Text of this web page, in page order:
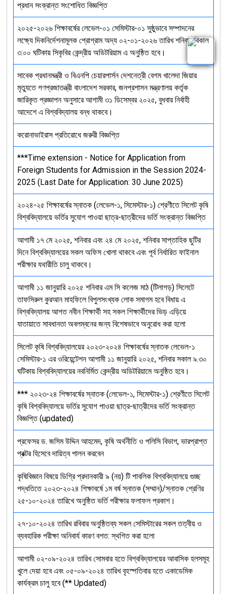
প্রধান সংক্রান্ত সংশোধিত বিজ্ঞপ্তি
২০২৫-২০২৬ শিক্ষাবর্ষের লেভেল-০১ সেমিস্টার-০১ সুষ্ঠুভাবে সম্পাদনের
লক্ষ্যে দিকনির্দেশনামূলক প্রোগ্রাম অদ্য ০২-০১-২০২৬ তারিখ শনিবার বিকাল
৩:০০ ঘটিকায় সিকৃবির কেন্দ্রীয় অডিটরিয়াম এ অনুষ্ঠিত হবে।
সাবেক প্রধানমন্ত্রী ও বিএনপি চেয়ারপার্সন দেশনেত্রী বেগম খালেদা জিয়ার
মৃত্যুতে গণপ্রজাতন্ত্রী বাংলাদেশ সরকার, জনপ্রশাসন মন্ত্রণালয় কর্তৃক
জারিকৃত প্রজ্ঞাপন অনুসারে আগামী ৩১ ডিসেম্বর ২০২৫, বুধবার নির্বাহী
আদেশে এ বিশ্ববিদ্যালয় বন্ধ থাকবে।
করোনাভাইরাস প্রতিরোধে জরুরী বিজ্ঞপ্তি
***Time extension - Notice for Application from
Foreign Students for Admission in the Session 2024-
2025 (Last Date for Application: 30 June 2025)
২০২৪-২৫ শিক্ষাবর্ষের স্নাতক (লেভেল-১, সিমেস্টার-১) শ্রেণীতে সিলেট কৃষি
বিশ্ববিদ্যালয়ে ভর্তির সুযোগ পাওয়া ছাত্র-ছাত্রীদের ভর্তি সংক্রান্ত বিজ্ঞপ্তি
আগামী ১৭ মে ২০২৫, শনিবার এবং ২৪ মে ২০২৫, শনিবার সাপ্তাহিক ছুটির
দিনে বিশ্ববিদ্যালয়ের সকল অফিস খোলা থাকবে এবং পূর্ব নির্ধারিত ফাইনাল
পরীক্ষার যথারীতি চালু থাকবে।
আগামী ১১ জানুয়ারি ২০২৫ শনিবার এম সি কলেজ মাঠ (টিলাগড়) সিলেটে
তাফসিরুল কুরআন মাহফিলে বিপুলসংখ্যক লোক সমাগম হবে বিধায় এ
বিশ্ববিদ্যালয় আগত নবীন শিক্ষার্থী সহ সকল শিক্ষার্থীদের ভিড় এড়িয়ে
যাতায়াতে সাবধানতা অবলম্বনের জন্য বিশেষভাবে অনুরোধ করা হলো
সিলেট কৃষি বিশ্ববিদ্যালয়ের ২০২৩-২০২৪ শিক্ষাবর্ষের স্নাতক লেভেল-১
সেমিস্টার-১ এর ওরিয়েন্টেশন আগামী ১১ জানুয়ারি ২০২৫, শনিবার সকাল ৯.৩০
ঘটিকায় বিশ্ববিদ্যালয়ের নবনির্মিত কেন্দ্রীয় অডিটরিয়ামে অনুষ্ঠিত হবে।
*** ২০২৩-২৪ শিক্ষাবর্ষের স্নাতক (লেভেল-১, সিমেস্টার-১) শ্রেণীতে সিলেট
কৃষি বিশ্ববিদ্যালয়ে ভর্তির সুযোগ পাওয়া ছাত্র-ছাত্রীদের ভর্তি সংক্রান্ত
বিজ্ঞপ্তি (updated)
প্রফেসর ড. জসিম উদ্দিন আহমেদ, কৃষি অর্থনীতি ও পলিসি বিভাগ, ভারপ্রাপ্ত
প্রক্টর হিসেবে দায়িত্ব পালন করবেন
কৃষিবিজ্ঞান বিষয়ে ডিগ্রি প্রদানকারী ৯ (নয়) টি পাবলিক বিশ্ববিদ্যালয়ে গুচ্ছ
পদ্ধতিতে ২০২৩-২০২৪ শিক্ষাবর্ষে ১ম বর্ষ স্নাতক (সম্মান)/স্নাতক শ্রেণির
২৫-১০-২০২৪ তারিখে অনুষ্ঠিত ভর্তি পরীক্ষার ফলাফল প্রকাশ।
২৭-১০-২০২৪ তারিখ রবিবার অনুষ্ঠিতব্য সকল সেমিস্টারের সকল তত্বীয় ও
ব্যবহারিক পরীক্ষা অনিবার্য কারণ বশত: স্থগিত করা হলো
আগামী ০২-০৯-২০২৪ তারিখ সোমবার হতে বিশ্ববিদ্যালয়ের আবাসিক হলসমূহ
খুলে দেয়া হবে এবং ০৫-০৯-২০২৪ তারিখ বৃহস্পতিবার হতে একাডেমিক
কার্যক্রম চালু হবে (** Updated)